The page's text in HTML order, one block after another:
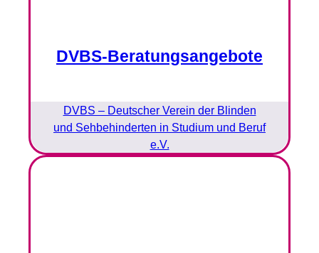
DVBS-Beratungsangebote
DVBS – Deutscher Verein der Blinden
und Sehbehinderten in Studium und Beruf
e.V.